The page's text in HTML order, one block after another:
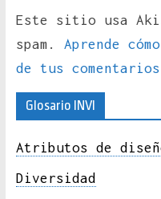
Este sitio usa
spam. Aprende
de tus
Glosario INVI
Atributos de
Diversidad